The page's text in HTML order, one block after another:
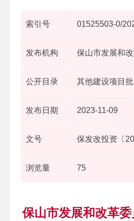
索引号 01525503-0/
发布机构 保山市发展和
公开目录 其他建设项目
发布日期 2023-11-09
文号 保发改投资〔
浏览量 75
保山市发展和改革